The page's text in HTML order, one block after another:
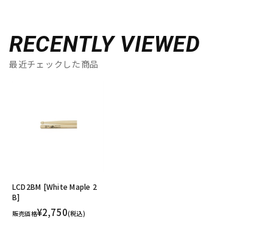
RECENTLY VIEWED
最近チェックした商品
LCD2BM [White Maple 2
B]
販売価格¥2,750(税込)